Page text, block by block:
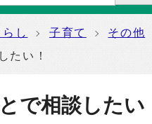
らし 子育て その他
たい！
で相談したい